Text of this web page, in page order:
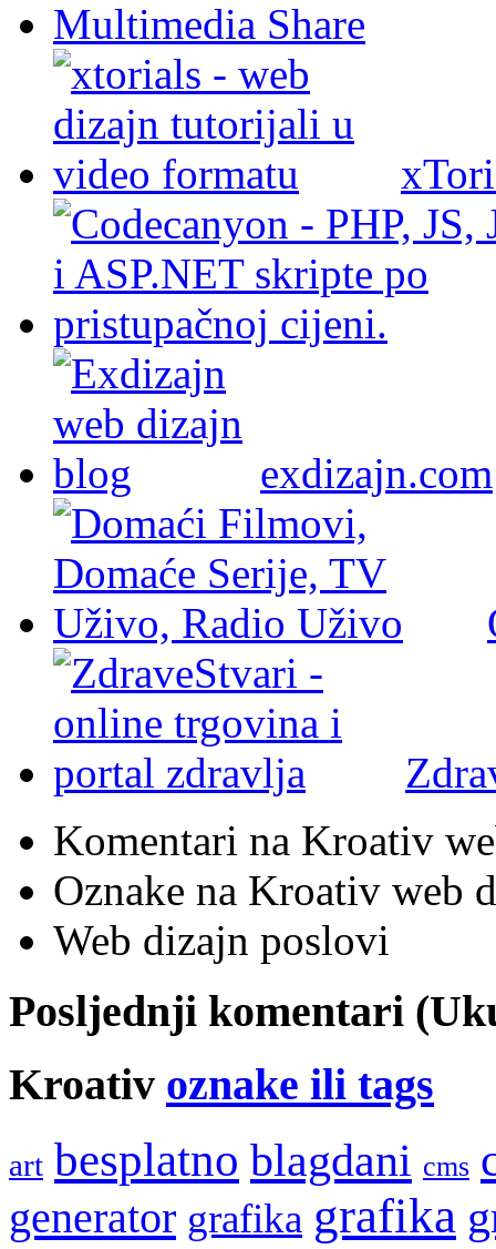
exdizajn.com
Komentari na Kroativ
Oznake na Kroativ web
Web dizajn poslovi
Posljednji komentari
Kroativ oznake ili tags
art besplatno blagdani cms
generator grafika grafika